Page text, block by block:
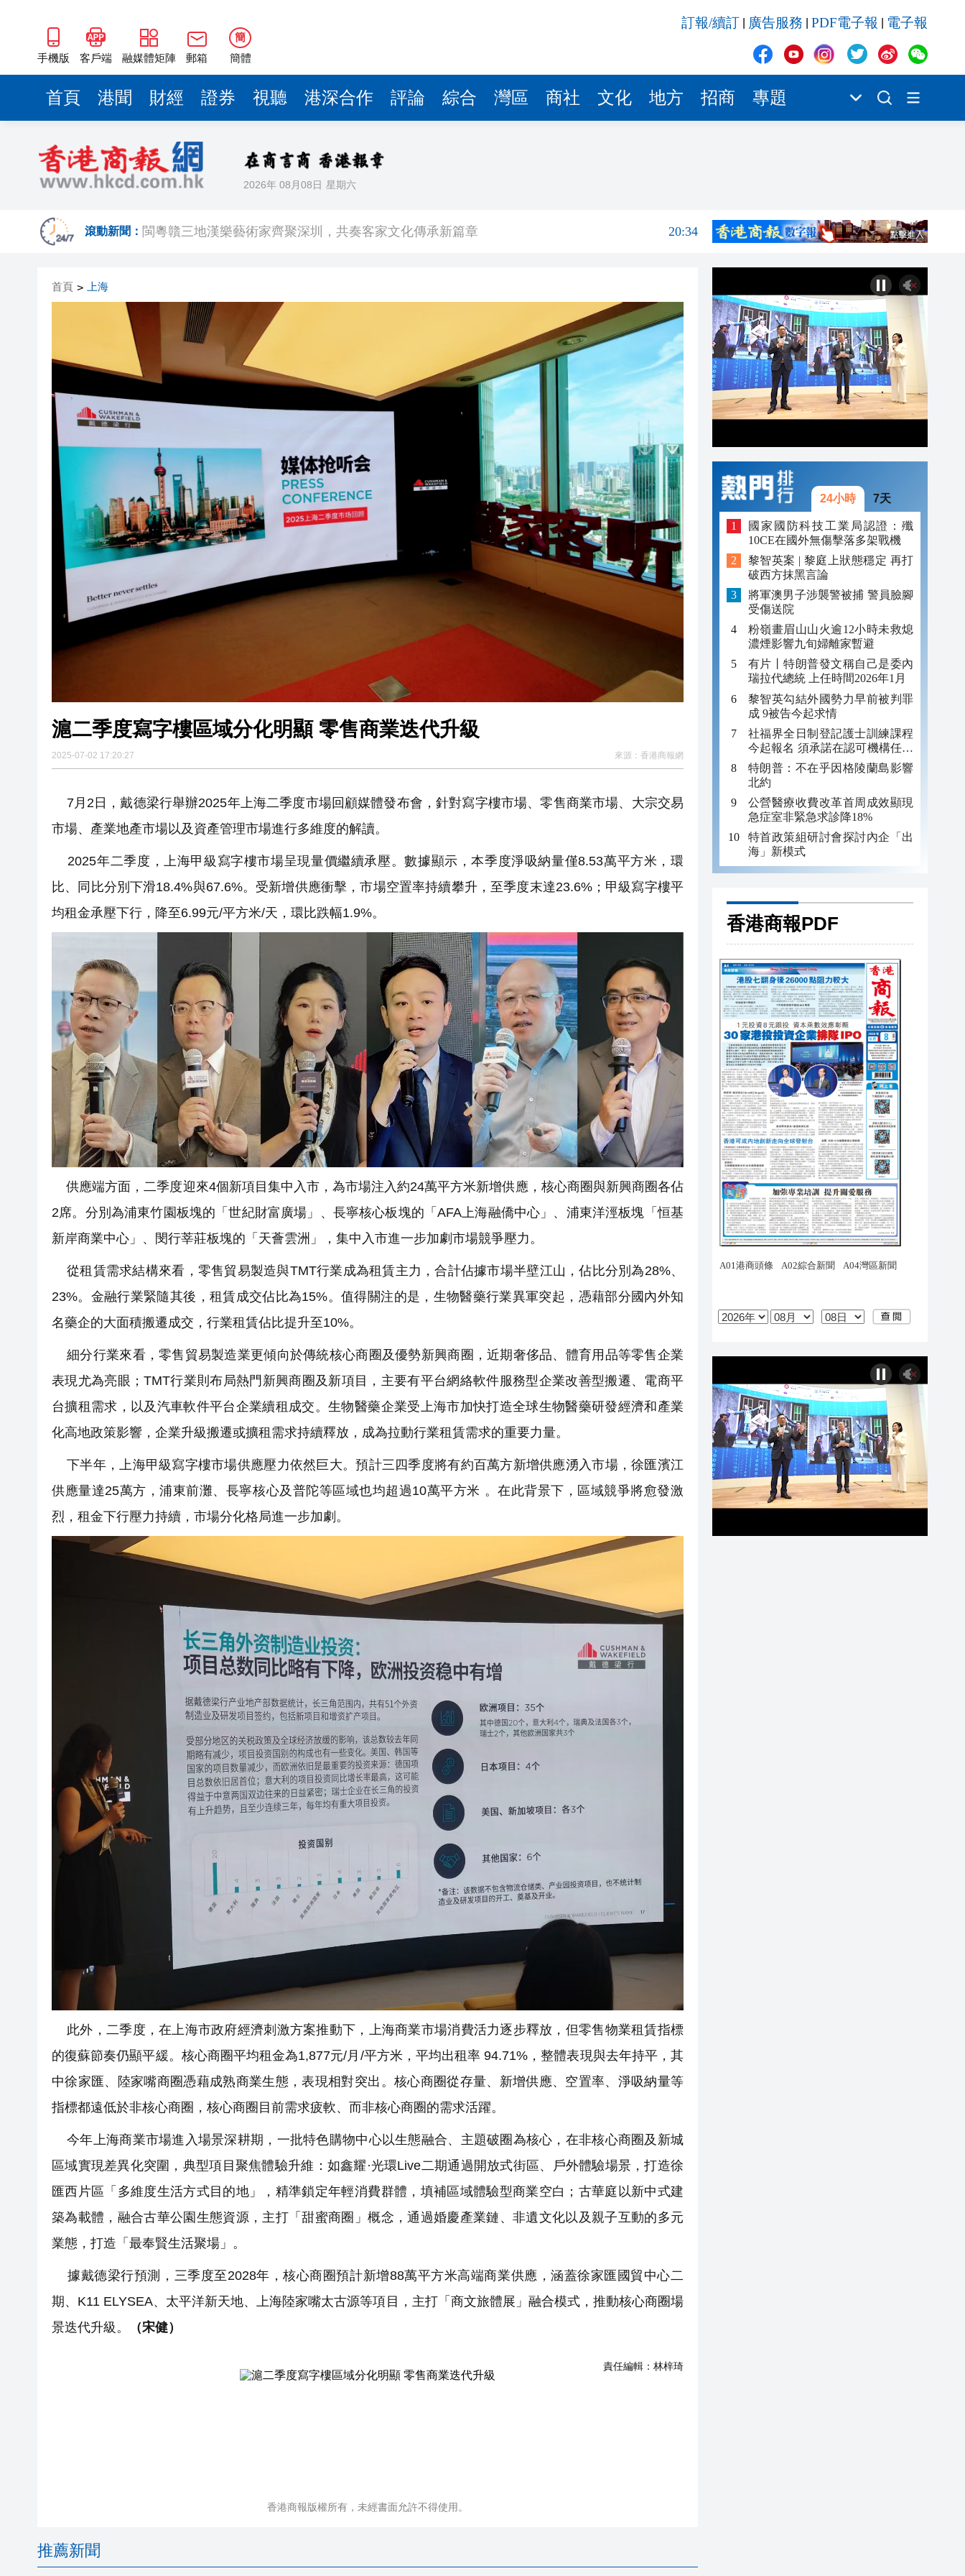
手機版 客戶端 融媒體矩陣 郵箱
簡
簡體
訂報/續訂 廣告服務 PDF電子報 電子報
首頁 港聞 財經 證券 視聽 港深合作 評論 綜合 灣區 商社 文化 地方 招商 專題
2026年 08月08日 星期六
滾動新聞：
有片丨外交部回應特朗普委內瑞拉石油言論 拉美國家有權自主選擇合作夥伴
20:31
50餘位頂尖專家共話時代命題
海南澄邁文儒煥新升級 五組數據見證文儒沉香從傳統邁向現代
20:42
2025年海南儋州以舊換新帶動消費約18億元
山東26戶省屬國企去年合計營收2.58萬億 利潤總額近936億
閩粵贛三地漢樂藝術家齊聚深圳，共奏客家文化傳承新篇章
20:34
海南澄邁文儒煥新升級 五組數據見證文儒沉香從傳統邁向現代
20:42
梁振英率港區全國政協委員考察團來瓊考察
20:42
2025年海南儋州以舊換新帶動消費約18億元
20:41
山東26戶省屬國企去年合計營收2.58萬億 利潤總額近936億
20:40
閩粵贛三地漢樂藝術家齊聚深圳，共奏客家文化傳承新篇章
20:34
有片丨外交部回應特朗普委內瑞拉石油言論 拉美國家有權自主選擇合作夥伴
20:31
首頁 > 上海
滬二季度寫字樓區域分化明顯 零售商業迭代升級
2025-07-02 17:20:27 來源： 香港商報網
7月2日，戴德梁行舉辦2025年上海二季度市場回顧媒體發布會，針對寫字樓市場、零售商業市場、大宗交易
市場、產業地產市場以及資產管理市場進行多維度的解讀。
2025年二季度，上海甲級寫字樓市場呈現量價繼續承壓。數據顯示，本季度淨吸納量僅8.53萬平方米，環
比、同比分別下滑18.4%與67.6%。受新增供應衝擊，市場空置率持續攀升，至季度末達23.6%；甲級寫字樓平
均租金承壓下行，降至6.99元/平方米/天，環比跌幅1.9%。
供應端方面，二季度迎來4個新項目集中入市，為市場注入約24萬平方米新增供應，核心商圈與新興商圈各佔
2席。分別為浦東竹園板塊的「世紀財富廣場」、長寧核心板塊的「AFA上海融僑中心」、浦東洋涇板塊「恒基
新岸商業中心」、閔行莘莊板塊的「天薈雲洲」，集中入市進一步加劇市場競爭壓力。
從租賃需求結構來看，零售貿易製造與TMT行業成為租賃主力，合計佔據市場半壁江山，佔比分別為28%、
23%。金融行業緊隨其後，租賃成交佔比為15%。值得關注的是，生物醫藥行業異軍突起，憑藉部分國內外知
名藥企的大面積搬遷成交，行業租賃佔比提升至10%。
細分行業來看，零售貿易製造業更傾向於傳統核心商圈及優勢新興商圈，近期奢侈品、體育用品等零售企業
表現尤為亮眼；TMT行業則布局熱門新興商圈及新項目，主要有平台網絡軟件服務型企業改善型搬遷、電商平
台擴租需求，以及汽車軟件平台企業續租成交。生物醫藥企業受上海市加快打造全球生物醫藥研發經濟和產業
化高地政策影響，企業升級搬遷或擴租需求持續釋放，成為拉動行業租賃需求的重要力量。
下半年，上海甲級寫字樓市場供應壓力依然巨大。預計三四季度將有約百萬方新增供應湧入市場，徐匯濱江
供應量達25萬方，浦東前灘、長寧核心及普陀等區域也均超過10萬平方米 。在此背景下，區域競爭將愈發激
烈，租金下行壓力持續，市場分化格局進一步加劇。
此外，二季度，在上海市政府經濟刺激方案推動下，上海商業市場消費活力逐步釋放，但零售物業租賃指標
的復蘇節奏仍顯平緩。核心商圈平均租金為1,877元/月/平方米，平均出租率 94.71%，整體表現與去年持平，其
中徐家匯、陸家嘴商圈憑藉成熟商業生態，表現相對突出。核心商圈從存量、新增供應、空置率、淨吸納量等
指標都遠低於非核心商圈，核心商圈目前需求疲軟、而非核心商圈的需求活躍。
今年上海商業市場進入場景深耕期，一批特色購物中心以生態融合、主題破圈為核心，在非核心商圈及新城
區域實現差異化突圍，典型項目聚焦體驗升維：如鑫耀·光環Live二期通過開放式街區、戶外體驗場景，打造徐
匯西片區「多維度生活方式目的地」，精準鎖定年輕消費群體，填補區域體驗型商業空白；古華庭以新中式建
築為載體，融合古華公園生態資源，主打「甜蜜商圈」概念，通過婚慶產業鏈、非遺文化以及親子互動的多元
業態，打造「最奉賢生活聚場」。
據戴德梁行預測，三季度至2028年，核心商圈預計新增88萬平方米高端商業供應，涵蓋徐家匯國貿中心二
期、K11 ELYSEA、太平洋新天地、上海陸家嘴太古源等項目，主打「商文旅體展」融合模式，推動核心商圈場
景迭代升級。
（宋健）
責任編輯： 林梓琦
香港商報版權所有，未經書面允許不得使用。
推薦新聞
24小時 7天
國家國防科技工業局認證：殲
10CE在國外無傷擊落多架戰機
黎智英案 | 黎庭上狀態穩定 再打
破西方抹黑言論
將軍澳男子涉襲警被捕 警員臉腳
受傷送院
粉嶺畫眉山山火逾12小時未救熄
濃煙影響九旬婦離家暫避
有片丨特朗普發文稱自己是委內
瑞拉代總統 上任時間2026年1月
黎智英勾結外國勢力早前被判罪
成 9被告今起求情
社福界全日制登記護士訓練課程
今起報名 須承諾在認可機構任職
至少三年
特朗普：不在乎因格陵蘭島影響
北約
公營醫療收費改革首周成效顯現
急症室非緊急求診降18%
特首政策組研討會探討內企「出
海」新模式
香港商報PDF